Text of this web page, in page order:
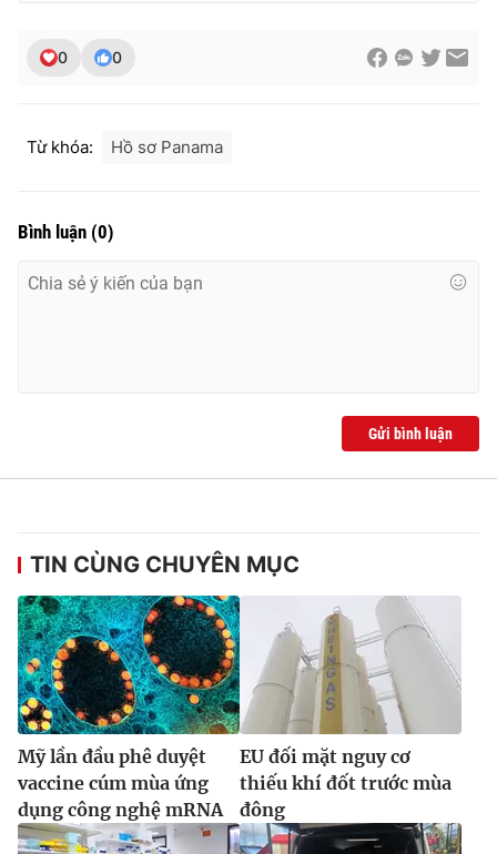
0 0
Từ khóa: Hồ sơ Panama
Bình luận (0)
Gửi bình luận
TIN CÙNG CHUYÊN MỤC
Mỹ lần đầu phê duyệt
vaccine cúm mùa ứng
dụng công nghệ mRNA
EU đối mặt nguy cơ
thiếu khí đốt trước mùa
đông